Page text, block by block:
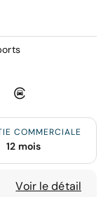
COMMERCIALE
12 mois
Voir le détail